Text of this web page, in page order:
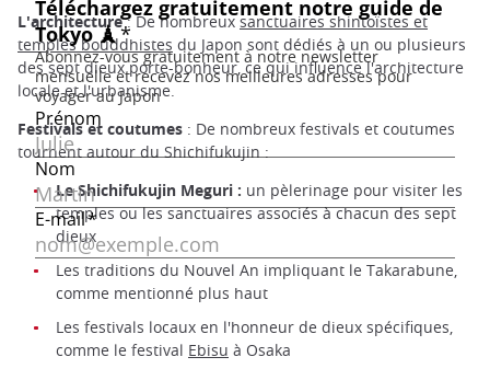
L'architecture: De nombreuxsanctuaires shintoïstes et
temples bouddhistes du Japon sont dédiés à un ou plusieurs
des sept dieux porte-bonheur, ce qui influence l'architecture
locale et l'urbanisme.
Festivals et coutumes : De nombreux festivals et coutumes
tournent autour du Shichifukujin :
Le Shichifukujin Meguri : un pèlerinage pour visiter les
temples ou les sanctuaires associés à chacun des sept
dieux
Les traditions du Nouvel An impliquant le Takarabune,
comme mentionné plus haut
Les festivals locaux en l'honneur de dieux spécifiques,
comme le festival Ebisu à Osaka